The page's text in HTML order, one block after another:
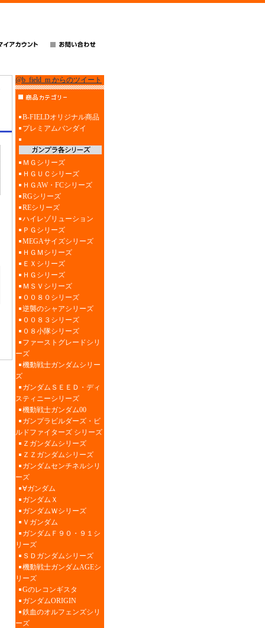
@b_field_m からのツイート
B-FIELDオリジナル商品
プレミアムバンダイ
ＭＧシリーズ
ＨＧＵＣシリーズ
ＨＧAW・FCシリーズ
RGシリーズ
REシリーズ
ハイレゾリューション
ＰＧシリーズ
MEGAサイズシリーズ
ＨＧＭシリーズ
ＥＸシリーズ
ＨＧシリーズ
ＭＳＶシリーズ
００８０シリーズ
逆襲のシャアシリーズ
００８３シリーズ
０８小隊シリーズ
ファーストグレードシリ
ーズ
機動戦士ガンダムシリー
ズ
ガンダムＳＥＥＤ・ディ
スティニーシリーズ
機動戦士ガンダム00
ガンプラビルダーズ・ビ
ルドファイターズ シリーズ
Ｚガンダムシリーズ
ＺＺガンダムシリーズ
ガンダムセンチネルシリ
ーズ
∀ガンダム
ガンダムＸ
ガンダムＷシリーズ
Ｖガンダム
ガンダムＦ９０・９１シ
リーズ
ＳＤガンダムシリーズ
機動戦士ガンダムAGEシ
リーズ
Gのレコンギスタ
ガンダムORIGIN
鉄血のオルフェンズシリ
ーズ